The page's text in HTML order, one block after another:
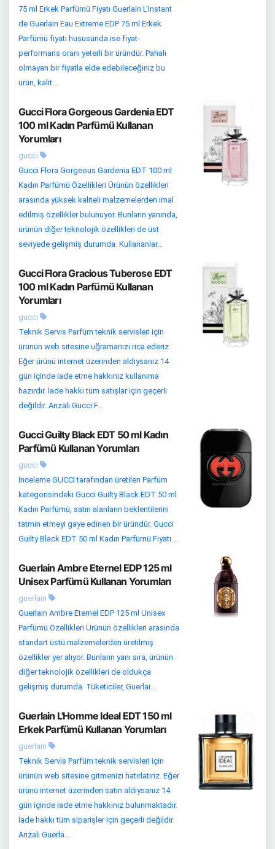
75 ml Erkek Parfümü Fiyatı Guerlain L'Instant
de Guerlain Eau Extreme EDP 75 ml Erkek
Parfümü fiyatı hususunda ise fiyat-
performans oranı yeterli bir üründür. Pahalı
olmayan bir fiyatla elde edebileceğiniz bu
ürün, kalit...
Gucci Flora Gorgeous Gardenia EDT
100 ml Kadın Parfümü Kullanan
Yorumları
gucci
Gucci Flora Gorgeous Gardenia EDT 100 ml
Kadın Parfümü Özellikleri Ürünün özellikleri
arasında yüksek kaliteli malzemelerden imal
edilmiş özellikler bulunuyor. Bunların yanında,
ürünün diğer teknolojik özellikleri de üst
seviyede gelişmiş durumda. Kullananlar...
Gucci Flora Gracious Tuberose EDT
100 ml Kadın Parfümü Kullanan
Yorumları
gucci
Teknik Servis Parfüm teknik servisleri için
ürünün web sitesine uğramanızı rica ederiz.
Eğer ürünü internet üzerinden aldıysanız 14
gün içinde iade etme hakkınız kullanıma
hazırdır. İade hakkı tüm satışlar için geçerli
değildir. Arızalı Gucci F...
Gucci Guilty Black EDT 50 ml Kadın
Parfümü Kullanan Yorumları
gucci
İnceleme GUCCI tarafından üretilen Parfüm
kategorisindeki Gucci Guilty Black EDT 50 ml
Kadın Parfümü, satın alanların beklentilerini
tatmin etmeyi gaye edinen bir üründür. Gucci
Guilty Black EDT 50 ml Kadın Parfümü Fiyatı ...
Guerlain Ambre Eternel EDP 125 ml
Unisex Parfümü Kullanan Yorumları
guerlain
Guerlain Ambre Eternel EDP 125 ml Unisex
Parfümü Özellikleri Ürünün özellikleri arasında
standart üstü malzemelerden üretilmiş
özellikler yer alıyor. Bunların yanı sıra, ürünün
diğer teknolojik özellikleri de oldukça
gelişmiş durumda. Tüketiciler, Guerlai...
Guerlain L'Homme Ideal EDT 150 ml
Erkek Parfümü Kullanan Yorumları
guerlain
Teknik Servis Parfüm teknik servisleri için
ürünün web sitesine gitmenizi hatırlatırız. Eğer
ürünü internet üzerinden satın aldıysanız 14
gün içinde iade etme hakkınız bulunmaktadır.
İade hakkı tüm siparişler için geçerli değildir.
Arızalı Guerla...